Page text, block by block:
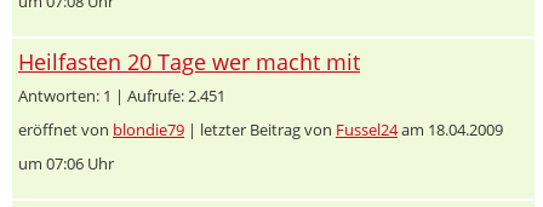
Heilfasten 20 Tage wer macht mit
Antworten: 1 | Aufrufe: 2.451
eröffnet von blondie79 | letzter Beitrag von Fussel24am 18.04.2009
um 07:06 Uhr